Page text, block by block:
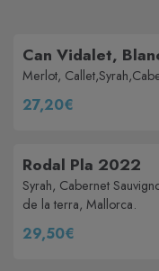
Can Vidalet,
Merlot,
27,20€
Rodal Pla 2022
Syrah, Cabernet
de la terra, Mallorca.
29,50€